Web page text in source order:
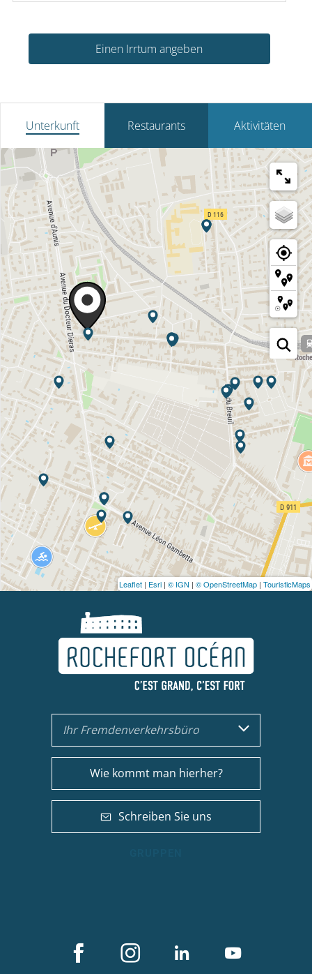
Einen Irrtum angeben
Unterkunft Restaurants Aktivitäten
Leaflet | Esri | © IGN | © OpenStreetMap | TouristicMaps
Ihr Fremdenverkehrsbüro
Wie kommt man hierher?
Schreiben Sie uns